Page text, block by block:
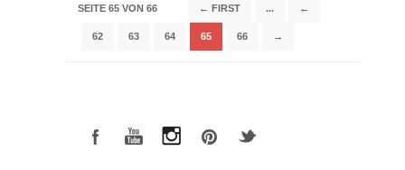
SEITE 65 VON 66 ← FIRST ... ←
62 63 64 65 66 →